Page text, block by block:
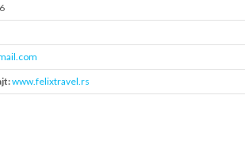
www.felixtravel.rs